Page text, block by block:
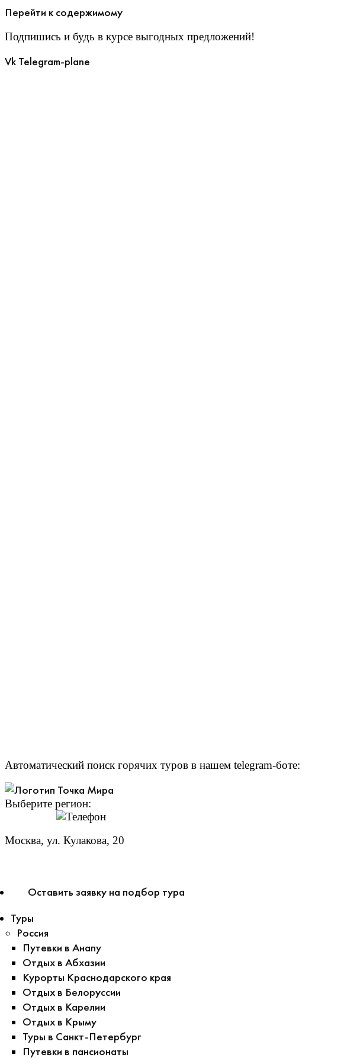
Перейти к содержимому
Подпишись и будь в курсе выгодных предложений!
Vk Telegram-plane
Автоматический поиск горячих туров в нашем telegram-боте:
Выберите регион:
Москва, ул. Кулакова, 20
Оставить заявку на подбор тура
Туры
Россия
Путевки в Анапу
Отдых в Абхазии
Курорты Краснодарского края
Отдых в Белоруссии
Отдых в Карелии
Отдых в Крыму
Туры в Санкт-Петербург
Путевки в пансионаты